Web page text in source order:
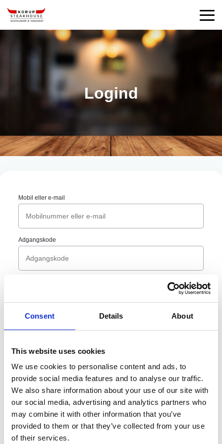
Consent Details About
This website uses cookies
We use cookies to personalise content and ads, to
provide social media features and to analyse our traffic.
We also share information about your use of our site with
our social media, advertising and analytics partners who
may combine it with other information that you’ve
provided to them or that they’ve collected from your use
of their services.
Logind
Mobil eller e-mail
Adgangskode
Jeg har glemt min adgangskode
LOG IND
Har du ikke en konto?